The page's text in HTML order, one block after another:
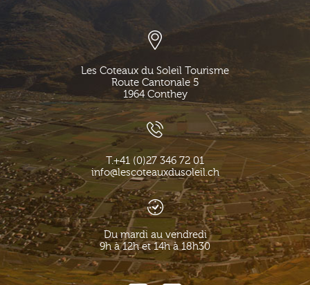
Les Coteaux du Soleil Tourisme
Route Cantonale 5
1964 Conthey
T.+41 (0)27 346 72 01
info@lescoteauxdusoleil.ch
Du mardi au vendredi
9h à 12h et 14h à 18h30